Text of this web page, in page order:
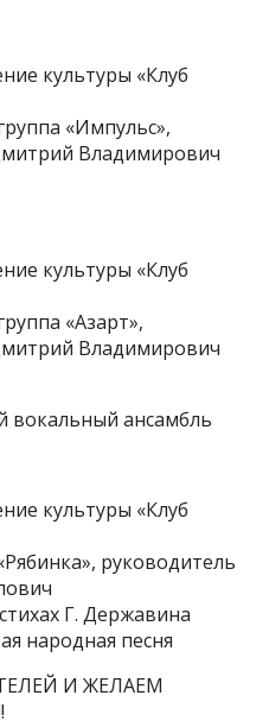
культуры «Клуб
«Импульс»,
Владимирович
культуры «Клуб
«Азарт»,
Владимирович
ансамбль
культуры «Клуб
руководитель
Г. Державина
народная песня
И ЖЕЛАЕМ